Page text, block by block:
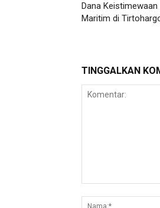
Dana
Maritim di
TINGGALKAN